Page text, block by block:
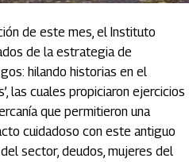
de este mes, el Instituto
de la estrategia de
hilando historias en el
las cuales propiciaron ejercicios
que permitieron una
cuidadoso con este antiguo
sector, deudos, mujeres del